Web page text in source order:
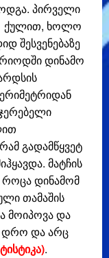
პირველი
ქულით, ხოლო
შესვენებაზე
დინამო
გადამწყვეტ
მატჩის
დინამომ
თამაშის
მოიპოვა და
დრო და არც
.